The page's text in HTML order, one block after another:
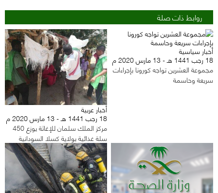
روابط ذات صلة
أخبار سياسية
18 رجب 1441 هـ - 13 مارس 2020 م
مجموعة العشرين تواجه كورونا بإجراءات
سريعة وحاسمة
أخبار عربية
18 رجب 1441 هـ - 13 مارس 2020 م
مركز الملك سلمان للإغاثة يوزع 450
سلة غذائية بولاية كسلا السودانية